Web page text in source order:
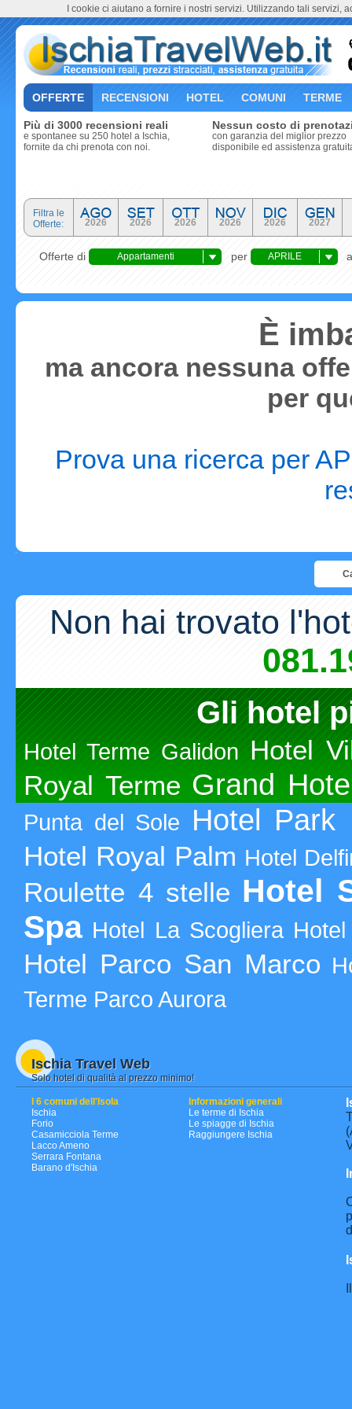
OFFERTE RECENSIONI HOTEL COMUNI TERME
Più di 3000 recensioni reali
e spontanee su 250 hotel a Ischia,
fornite da chi prenota con noi.
Nessun costo di
con garanzia del miglior prezzo
disponibile ed assistenza
Filtra le
Offerte:
2026 2026 2026 2026 2026 2027
Offerte di Appartamenti per APRILE
È
ma ancora nessuna
per
Prova una ricerca per
Non hai trovato
Gli hotel
Hotel Terme Galidon Hotel
Royal Terme Grand
Punta del Sole Hotel Park
Hotel Royal Palm Hotel
Roulette 4 stelle Hotel
Spa Hotel La Scogliera
Hotel Parco San Marco
Terme Parco Aurora
Ischia Travel Web
Solo hotel di qualità al prezzo minimo!
I 6 comuni dell'Isola
Ischia
Forio
Casamicciola Terme
Lacco Ameno
Serrara Fontana
Barano d'Ischia
Informazioni generali
Le terme di Ischia
Le spiagge di Ischia
Raggiungere Ischia
I cookie ci aiutano a fornire i nostri servizi. Utilizzando tali servizi,